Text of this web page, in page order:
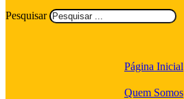
Pesquisar
Página Inicial
Quem Somos